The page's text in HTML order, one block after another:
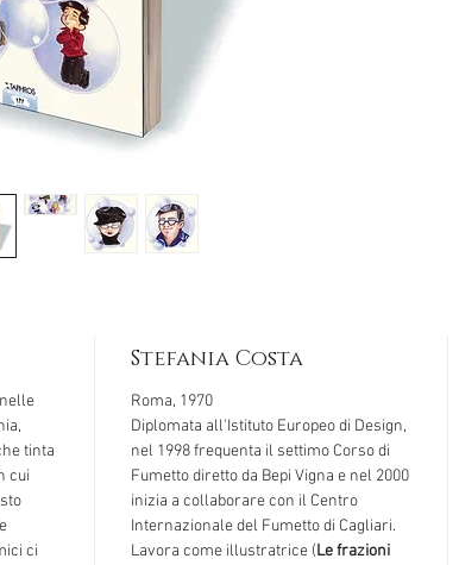
tinta
cui
ci
Stefania Costa
Roma, 1970
Diplomata all'Istituto Europeo di Design,
nel 1998 frequenta il settimo Corso di
Fumetto diretto da Bepi Vigna e nel 2000
inizia a collaborare con il Centro
Internazionale del Fumetto di Cagliari.
Lavora come illustratrice (Le frazioni